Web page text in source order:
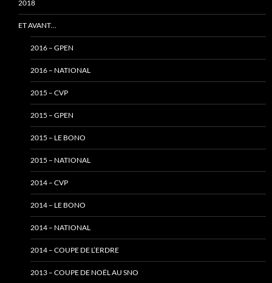
2018
ET AVANT…
2016 – GPEN
2016 – NATIONAL
2015 – CVP
2015 – GPEN
2015 – LE BONO
2015 – NATIONAL
2014 – CVP
2014 – LE BONO
2014 – NATIONAL
2014 – COUPE DE L’ERDRE
2013 – COUPE DE NOËL AU SNO